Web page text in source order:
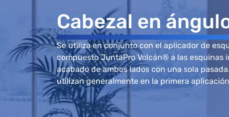
Cabezal en
Se utiliza en conjunto con el aplicador de
compuesto JuntaPro Volcán® a las esquinas
acabado de ambos lados con una sola
utilizan generalmente en la primera